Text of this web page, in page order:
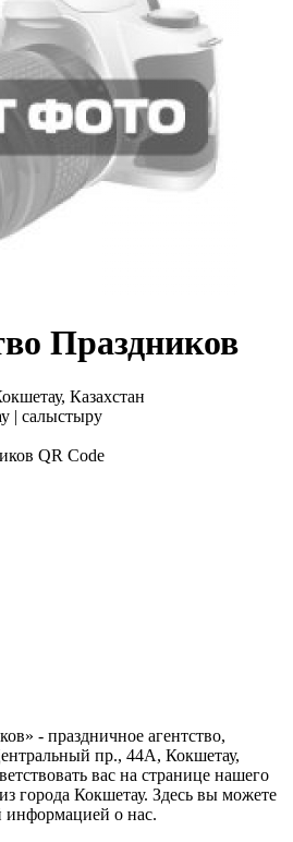
Праздников
Казахстан
| салыстыру
- праздничное агентство,
пр., 44А, Кокшетау,
вас на странице нашего
города Кокшетау. Здесь вы можете
информацией о нас.